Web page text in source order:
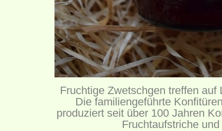
Fruchtige Zwetschgen treffen auf
Die familiengeführte
produziert seit über 100 Jahren
Fruchtaufstriche